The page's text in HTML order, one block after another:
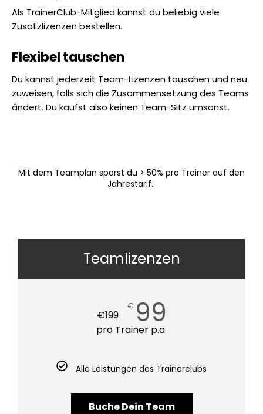
Als TrainerClub-Mitglied kannst du beliebig viele
Zusatzlizenzen bestellen.
Flexibel tauschen
Du kannst jederzeit Team-Lizenzen tauschen und neu
zuweisen, falls sich die Zusammensetzung des Teams
ändert. Du kaufst also keinen Team-Sitz umsonst.
Mit dem Teamplan sparst du > 50% pro Trainer auf den
Jahrestarif.
Teamlizenzen
€199
€ 99
pro Trainer p.a.
Alle Leistungen des Trainerclubs
Buche Dein Team